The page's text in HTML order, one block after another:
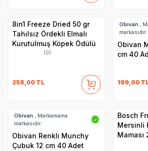
8in1 Freeze Dried 50 gr
Tahılsız Ördekli Elmalı
Kurutulmuş Köpek Ödülü
(0)
258,00 TL
Obivan ,
markasıdır.
Obivan
cm 40
199,00
Obivan , Markamama
markasıdır.
✓
Obivan Renkli Munchy
Çubuk 12 cm 40 Adet
Bosch
Mersinli
Maması